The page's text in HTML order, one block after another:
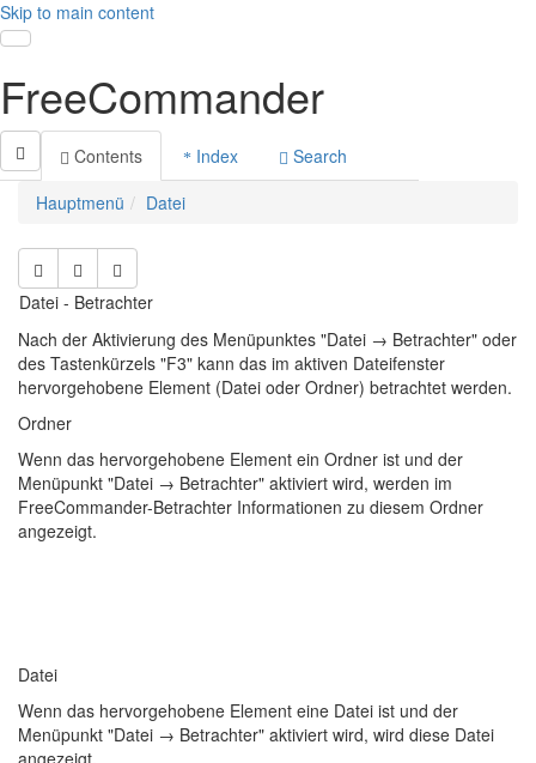
Skip to main content
Toggle navigation
FreeCommander
Contents Index
Search
Hauptmenü
Datei
Datei - Betrachter
Nach der Aktivierung des Menüpunktes "Datei → Betrachter" oder
des Tastenkürzels "F3" kann das im aktiven Dateifenster
hervorgehobene Element (Datei oder Ordner) betrachtet werden.
Ordner
Wenn das hervorgehobene Element ein Ordner ist und der
Menüpunkt "Datei → Betrachter" aktiviert wird, werden im
FreeCommander-Betrachter Informationen zu diesem Ordner
angezeigt.
Datei
Wenn das hervorgehobene Element eine Datei ist und der
Menüpunkt "Datei → Betrachter" aktiviert wird, wird diese Datei
angezeigt.